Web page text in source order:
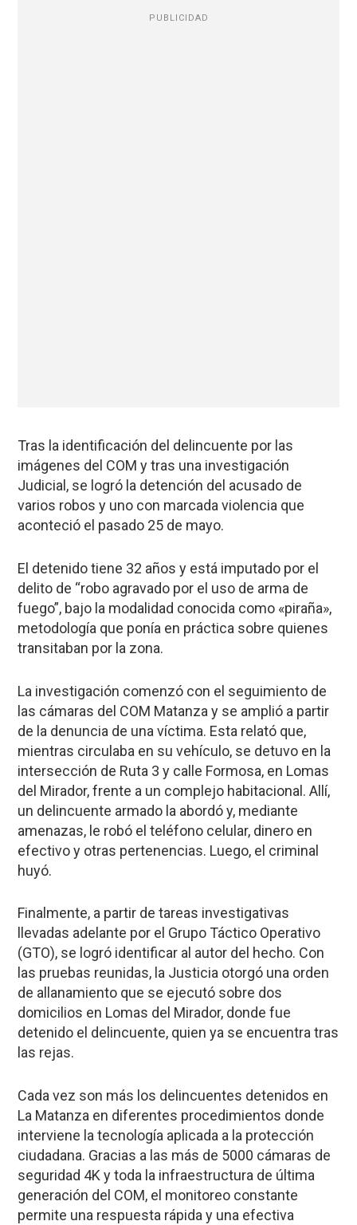
PUBLICIDAD
Tras la identificación del delincuente por las
imágenes del COM y tras una investigación
Judicial, se logró la detención del acusado de
varios robos y uno con marcada violencia que
aconteció el pasado 25 de mayo.
El detenido tiene 32 años y está imputado por el
delito de “robo agravado por el uso de arma de
fuego”, bajo la modalidad conocida como «piraña»,
metodología que ponía en práctica sobre quienes
transitaban por la zona.
La investigación comenzó con el seguimiento de
las cámaras del COM Matanza y se amplió a partir
de la denuncia de una víctima. Esta relató que,
mientras circulaba en su vehículo, se detuvo en la
intersección de Ruta 3 y calle Formosa, en Lomas
del Mirador, frente a un complejo habitacional. Allí,
un delincuente armado la abordó y, mediante
amenazas, le robó el teléfono celular, dinero en
efectivo y otras pertenencias. Luego, el criminal
huyó.
Finalmente, a partir de tareas investigativas
llevadas adelante por el Grupo Táctico Operativo
(GTO), se logró identificar al autor del hecho. Con
las pruebas reunidas, la Justicia otorgó una orden
de allanamiento que se ejecutó sobre dos
domicilios en Lomas del Mirador, donde fue
detenido el delincuente, quien ya se encuentra tras
las rejas.
Cada vez son más los delincuentes detenidos en
La Matanza en diferentes procedimientos donde
interviene la tecnología aplicada a la protección
ciudadana. Gracias a las más de 5000 cámaras de
seguridad 4K y toda la infraestructura de última
generación del COM, el monitoreo constante
permite una respuesta rápida y una efectiva